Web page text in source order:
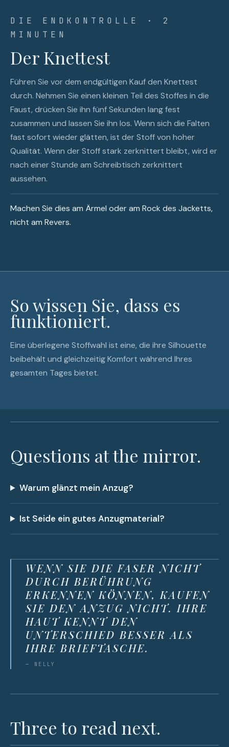
DIE ENDKONTROLLE · 2
MINUTEN
Der Knettest
Führen Sie vor dem endgültigen Kauf den Knettest
durch. Nehmen Sie einen kleinen Teil des Stoffes in die
Faust, drücken Sie ihn fünf Sekunden lang fest
zusammen und lassen Sie ihn los. Wenn sich die Falten
fast sofort wieder glätten, ist der Stoff von hoher
Qualität. Wenn der Stoff stark zerknittert bleibt, wird er
nach einer Stunde am Schreibtisch zerknittert
aussehen.
Machen Sie dies am Ärmel oder am Rock des Jacketts,
nicht am Revers.
So wissen Sie, dass es
funktioniert.
Eine überlegene Stoffwahl ist eine, die ihre Silhouette
beibehält und gleichzeitig Komfort während Ihres
gesamten Tages bietet.
Questions at the mirror.
Warum glänzt mein Anzug?
Ist Seide ein gutes Anzugmaterial?
WENN SIE DIE FASER NICHT
DURCH BERÜHRUNG
ERKENNEN KÖNNEN, KAUFEN
SIE DEN ANZUG NICHT. IHRE
HAUT KENNT DEN
UNTERSCHIED BESSER ALS
IHRE BRIEFTASCHE.
— NELLY
Three to read next.